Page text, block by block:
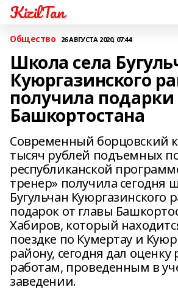
KizilTan
Общество 26 АВГУСТА 2020, 07:44
Школа села
Куюргазинского
получила подарки
Башкортостана
Современный борцовский
тысяч рублей подъемных
республиканской
тренер» получила сегодня
Бугульчан Куюргазинского
подарок от главы
Хабиров, который
поездке по Кумертау и
району, сегодня дал
работам, проведенным в
заведении.